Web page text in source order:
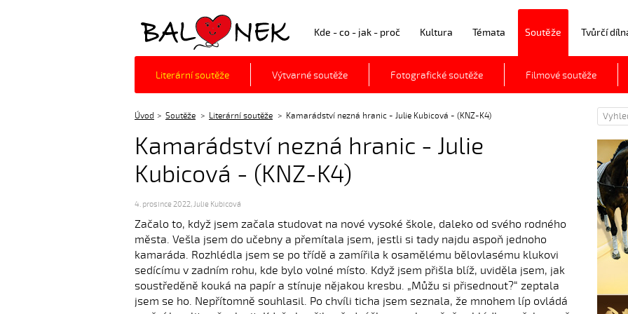
Balónek z.s. Kde - co - jak - proč Kultura Témata Soutěže Tvůrčí
Literární soutěže Výtvarné soutěže Fotografické soutěže Filmové soutěže
Úvod Soutěže Literární soutěže Kamarádství nezná hranic - Julie Kubicová - (KNZ-K4)
Kamarádství nezná hranic - Julie
Kubicová - (KNZ-K4)
4. prosince 2022,Julie Kubicová
Začalo to, když jsem začala studovat na nové vysoké škole, daleko od svého rodného
města. Vešla jsem do učebny a přemítala jsem, jestli si tady najdu aspoň jednoho
kamaráda. Rozhlédla jsem se po třídě a zamířila k osamělému bělovlasému klukovi
sedícímu v zadním rohu, kde bylo volné místo. Když jsem přišla blíž, uviděla jsem, jak
soustředěně kouká na papír a stínuje nějakou kresbu. „Můžu si přisednout?“ zeptala
jsem se ho. Nepřítomně souhlasil. Po chvíli ticha jsem seznala, že mnohem líp ovládá